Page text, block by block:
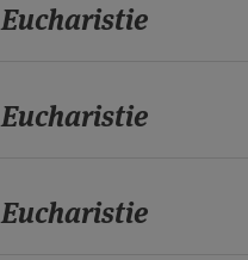
Eucharistie
Eucharistie
Eucharistie